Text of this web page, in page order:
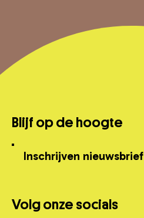
Blijf op de hoogte
Inschrijven nieuwsbrief
Volg onze socials